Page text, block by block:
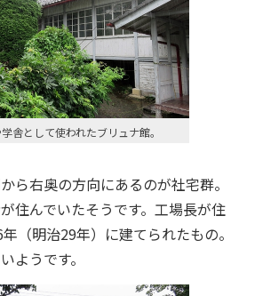
舎として使われたブリュナ館。
ら右奥の方向にあるのが社宅群。
住んでいたそうです。工場長が住
（明治29年）に建てられたもの。
ようです。